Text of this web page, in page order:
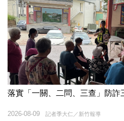
落實「一關、二問、三查」防
記者季大仁／新竹報導
2026-08-09